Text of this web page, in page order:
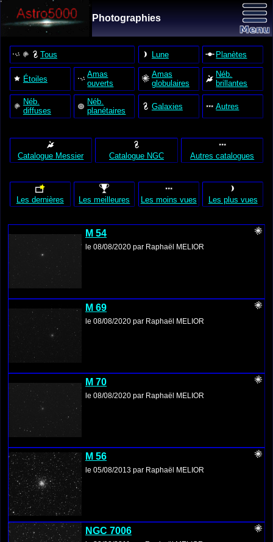
Photographies
Tous Lune Planètes
Étoiles
Amas
ouverts
Amas
globulaires
Néb.
brillantes
Néb.
diffuses
Néb.
planétaires
Galaxies Autres
Catalogue Messier Catalogue NGC Autres catalogues
Les dernières Les meilleures Les moins vues Les plus vues
M 54
le 08/08/2020 par Raphaël MELIOR
M 69
le 08/08/2020 par Raphaël MELIOR
M 70
le 08/08/2020 par Raphaël MELIOR
M 56
le 05/08/2013 par Raphaël MELIOR
NGC 7006